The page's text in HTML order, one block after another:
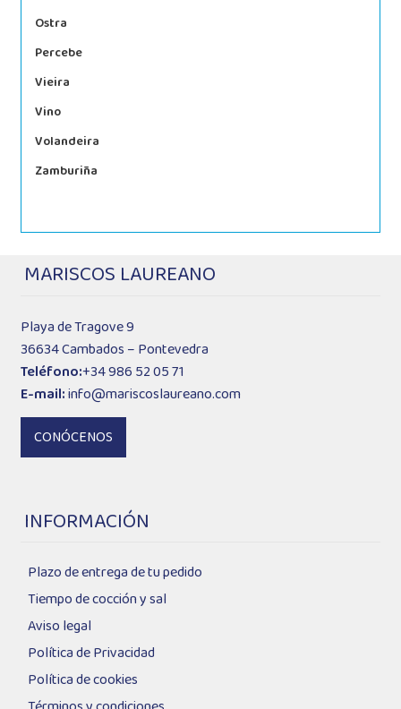
Ostra
Percebe
Vieira
Vino
Volandeira
Zamburiña
MARISCOS LAUREANO
Playa de Tragove 9
36634 Cambados – Pontevedra
Teléfono:+34 986 52 05 71
E-mail:info@mariscoslaureano.com
CONÓCENOS
INFORMACIÓN
Plazo de entrega de tu pedido
Tiempo de cocción y sal
Aviso legal
Política de Privacidad
Política de cookies